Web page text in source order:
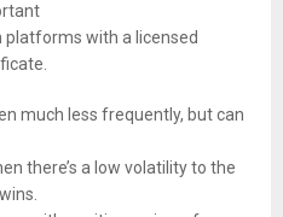
platforms with a licensed
much less frequently, but can
there’s a low volatility to the